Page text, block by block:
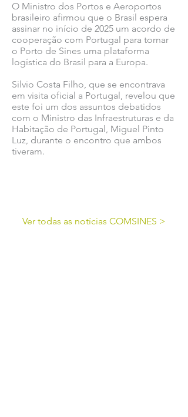
O Ministro dos Portos e Aeroportos
brasileiro afirmou que o Brasil espera
assinar no início de 2025 um acordo de
cooperação com Portugal para tornar
o Porto de Sines uma plataforma
logística do Brasil para a Europa.
Silvio Costa Filho, que se encontrava
em visita oficial a Portugal, revelou que
este foi um dos assuntos debatidos
com o Ministro das Infraestruturas e da
Habitação de Portugal, Miguel Pinto
Luz, durante o encontro que ambos
tiveram.
Ver todas as notícias COMSINES >